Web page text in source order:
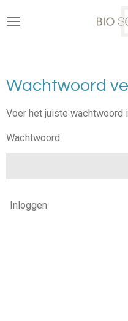
direct
Wachtwoord
Voer het juiste wachtwoord
Wachtwoord
Inloggen